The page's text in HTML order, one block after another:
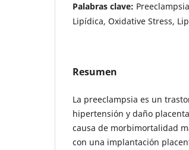
Palabras clave:
Lipídica, Oxidative Stress,
Resumen
La preeclampsia es un
hipertensión y daño
causa de morbimortalidad
con una implantación